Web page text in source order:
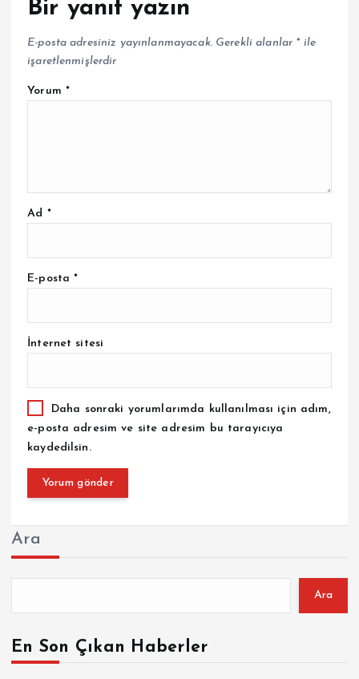
Bir yanıt yazın
E-posta adresiniz yayınlanmayacak. Gerekli alanlar *ile
işaretlenmişlerdir
Yorum *
Ad *
E-posta*
İnternet sitesi
Daha sonraki yorumlarımda kullanılması için adım,
e-posta adresim ve site adresim bu tarayıcıya
kaydedilsin.
Ara
Ara
En Son Çıkan Haberler